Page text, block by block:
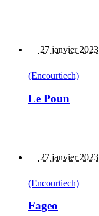
27 janvier 2023
(Encourtiech)
Le Poun
27 janvier 2023
(Encourtiech)
Fageo